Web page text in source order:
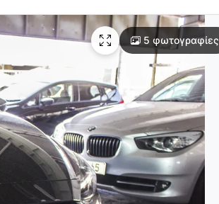
5 φωτογραφίες